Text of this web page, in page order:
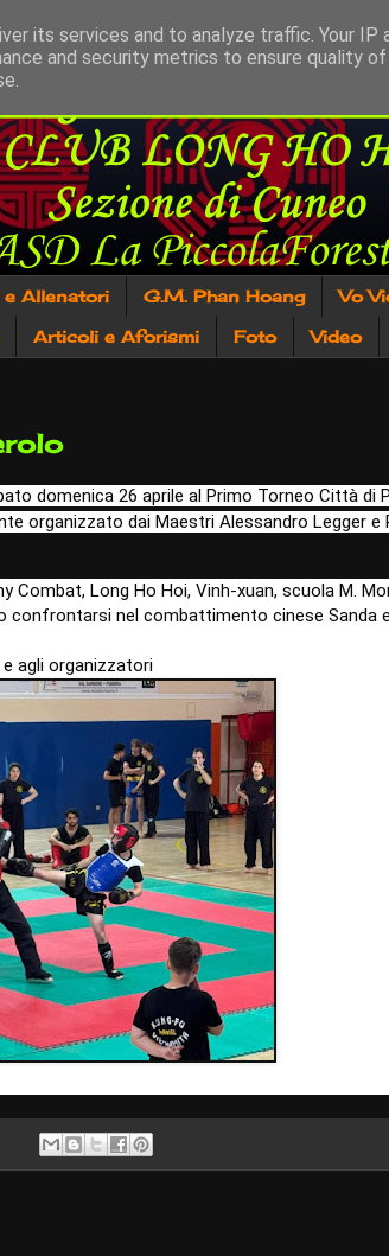
Allenatori G.M. Phan Hoang Vo
Articoli e Aforismi Foto Video
domenica 26 aprile al Primo Torneo Città di
organizzato dai Maestri Alessandro Legger e
Combat, Long Ho Hoi, Vinh-xuan, scuola M.
confrontarsi nel combattimento cinese Sanda
agli organizzatori
its services and to analyze traffic. Your IP
and security metrics to ensure quality